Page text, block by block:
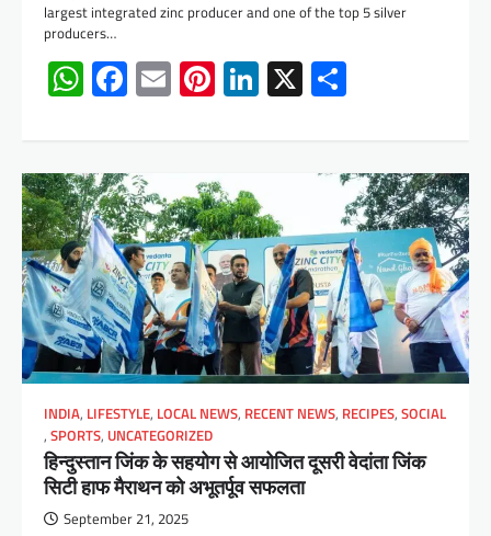
largest integrated zinc producer and one of the top 5 silver
producers…
WhatsApp
Facebook
EmailPinterest
LinkedIn
X
INDIA, LIFESTYLE, LOCAL NEWS, RECENT NEWS, RECIPES, SOCIAL
, SPORTS, UNCATEGORIZED
हिन्दुस्तान जिंक के सहयोग से आयोजित दूसरी वेदांता जिंक
सिटी हाफ मैराथन को अभूतर्पूव सफलता
September 21, 2025